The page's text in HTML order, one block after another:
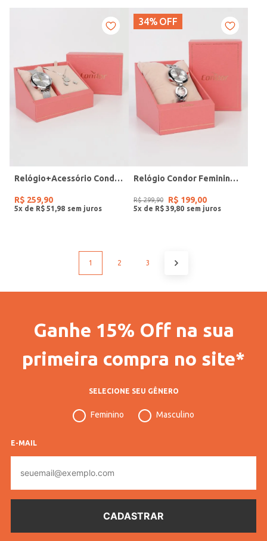
Relógio+Acessório Condor Feminino PRATA
R$ 259,90
5x de R$ 51 98
34% OFF
Relógio Condor Feminino PRATA
R$ 299,90 R$ 199,00
5x de R$ 39 80
1 2 3
Ganhe 15% Off na sua
primeira compra no site*
SELECIONE SEU GÊNERO
Feminino Masculino
E-MAIL
mail